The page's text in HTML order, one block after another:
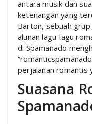
antara musik dan
ketenangan yang
Barton, sebuah
alunan lagu-lagu
di Spamanado
perjalanan romantis
Suasana